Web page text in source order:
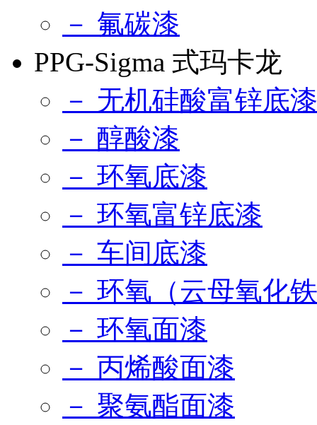
－ 氟碳漆
PPG-Sigma 式玛卡龙
－ 无机硅酸富锌底漆
－ 醇酸漆
－ 环氧底漆
－ 环氧富锌底漆
－ 车间底漆
－ 环氧（云母氧化
－ 环氧面漆
－ 丙烯酸面漆
－ 聚氨酯面漆